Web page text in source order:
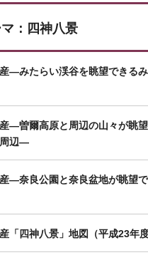
：四神八景
―みたらい渓谷を眺望できる
―曽爾高原と周辺の山々が眺
周辺―
―奈良公園と奈良盆地が眺望
「四神八景」地図（平成23年度